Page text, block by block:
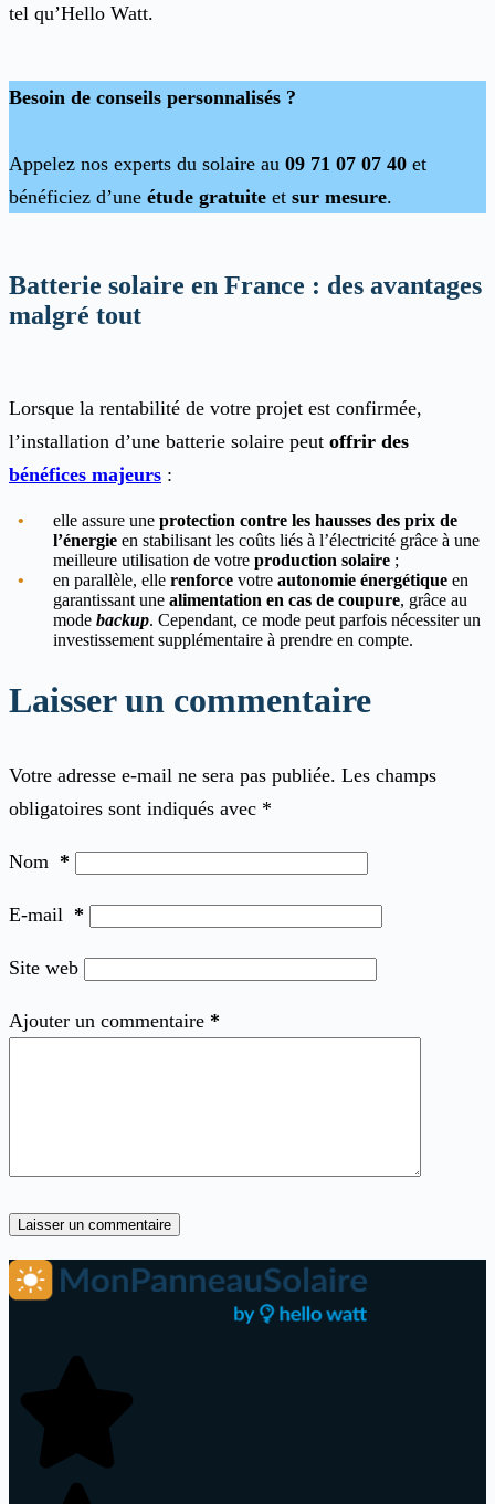
tel qu’Hello Watt.
Besoin de conseils personnalisés ?
Appelez nos experts du solaire au 09 71 07 07 40 et
bénéficiez d’une étude gratuite et sur mesure.
Batterie solaire en France : des avantages
malgré tout
Lorsque la rentabilité de votre projet est confirmée,
l’installation d’une batterie solaire peut offrir des
bénéfices majeurs :
elle assure une protection contre les hausses des prix de
l’énergie en stabilisant les coûts liés à l’électricité grâce à une
meilleure utilisation de votre production solaire ;
en parallèle, elle renforce votre autonomie énergétique en
garantissant une alimentation en cas de coupure, grâce au
mode backup. Cependant, ce mode peut parfois nécessiter un
investissement supplémentaire à prendre en compte.
Laisser un commentaire
Votre adresse e-mail ne sera pas publiée. Les champs
obligatoires sont indiqués avec *
Nom *
E-mail *
Site web
Ajouter un commentaire *
Laisser un commentaire